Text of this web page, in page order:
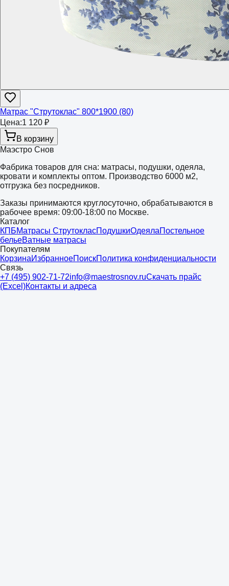
Матрас "Струтоклас" 800*1900 (80)
Цена:1 120 ₽
В корзину
Маэстро Снов
Фабрика товаров для сна: матрасы, подушки, одеяла,
кровати и комплекты оптом. Производство 6000 м2,
отгрузка без посредников.
Заказы принимаются круглосуточно, обрабатываются в
рабочее время: 09:00-18:00 по Москве.
Каталог
КПБМатрасы СтрутокласПодушкиОдеялаПостельное
бельеВатные матрасы
Покупателям
КорзинаИзбранноеПоискПолитика конфиденциальности
Связь
+7 (495) 902-71-72info@maestrosnov.ruСкачать прайс
(Excel)Контакты и адреса